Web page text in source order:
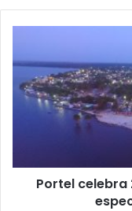
r
l
Portel